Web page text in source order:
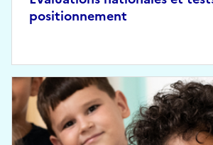
positionnement